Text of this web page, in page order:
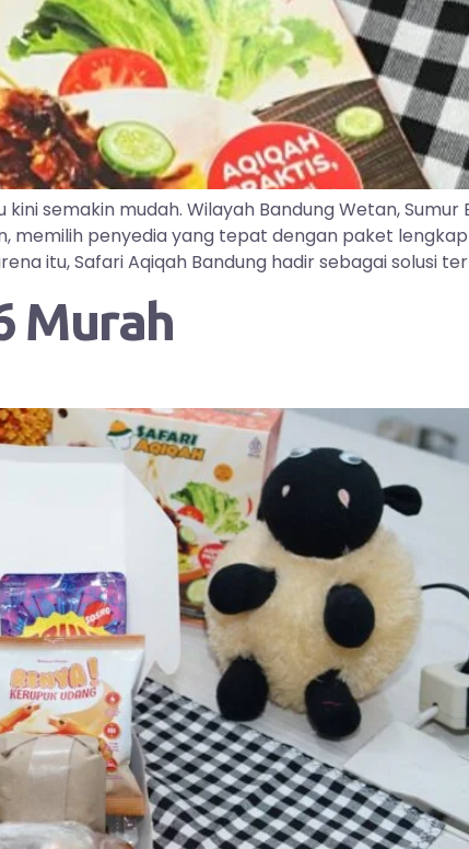
semakin mudah. Wilayah Bandung Wetan, Sumur
memilih penyedia yang tepat dengan paket
itu, Safari Aqiqah Bandung hadir sebagai solusi
Murah